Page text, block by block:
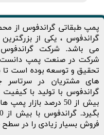
پمپ طبقاتی گراندفوس از
گراندفوس ، یکی از
می باشد. شرکت
شرکت در صنعت پمپ دانست
تحقیق و توسعه بوده است تا
های مشتریان در سرتاسر
گراندفوس با تولید با
بیش از 50 درصد بازار
فروش بسیار زیادی را در سطح